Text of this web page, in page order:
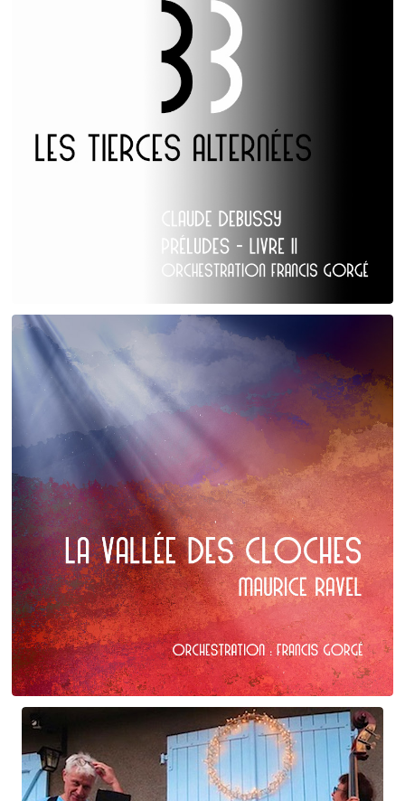
Claude Debussy
Les Tierces alternées
Maurice Ravel
La Vallée des cloches